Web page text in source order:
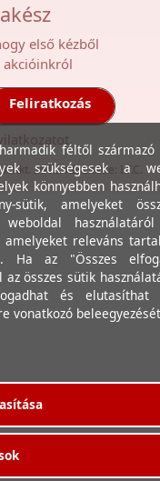
első kézből
akcióinkról
Feliratkozás
ot.
Kkt. 2012. Készítette: I.T.C.
féltől származó
szükségesek a
könnyebben
sütik, amelyeket
releváns
Ha az "Összes
összes sütik
és elutasíthat
vonatkozó